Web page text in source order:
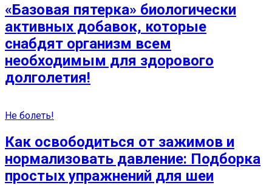
«Базовая пятерка» биологически
активных добавок, которые
снабдят организм всем
необходимым для здорового
долголетия!
Не болеть!
Как освободиться от зажимов и
нормализовать давление: Подборка
простых упражнений для шеи